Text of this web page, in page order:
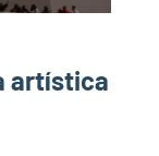
artística